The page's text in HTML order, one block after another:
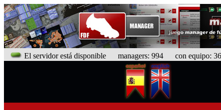
El servidor está disponible managers: 994 con equipo: